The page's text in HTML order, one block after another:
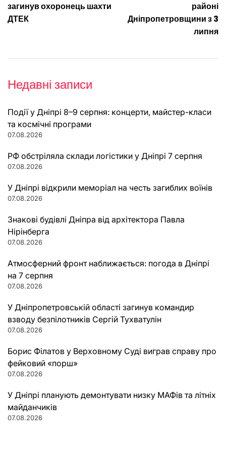
загинув охоронець шахти
ДТЕК
районі
Дніпропетровщини з 3
липня
Недавні записи
Події у Дніпрі 8–9 серпня: концерти, майстер-класи
та космічні програми
07.08.2026
РФ обстріляла склади логістики у Дніпрі 7 серпня
07.08.2026
У Дніпрі відкрили меморіал на честь загиблих воїнів
07.08.2026
Знакові будівлі Дніпра від архітектора Павла
Нірінберга
07.08.2026
Атмосферний фронт наближається: погода в Дніпрі
на 7 серпня
07.08.2026
У Дніпропетровській області загинув командир
взводу безпілотників Сергій Тухватулін
07.08.2026
Борис Філатов у Верховному Суді виграв справу про
фейковий «порш»
07.08.2026
У Дніпрі планують демонтувати низку МАФів та літніх
майданчиків
07.08.2026